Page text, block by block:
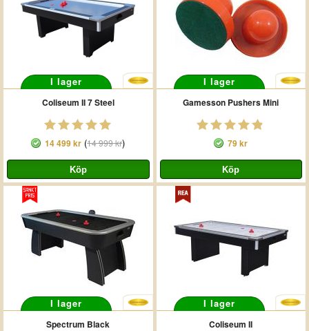
I lager
Coliseum II 7 Steel
14 499 kr (14 999 kr)
I lager
Gamesson Pushers Mini
79 kr
I lager
Spectrum Black
I lager
Coliseum II